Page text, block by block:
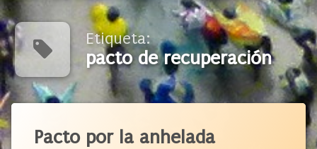
Etiqueta:
pacto de recuperación
Pacto por la anhelada
Agenda
2030